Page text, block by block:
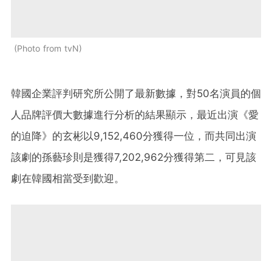
Photo from tvN
韓國企業評判研究所公開了最新數據，對50名演員的個
人品牌評價大數據進行分析的結果顯示，最近出演《愛
的迫降》的玄彬以9,152,460分獲得一位，而共同出演
該劇的孫藝珍則是獲得7,202,962分獲得第二，可見該
劇在韓國相當受到歡迎。